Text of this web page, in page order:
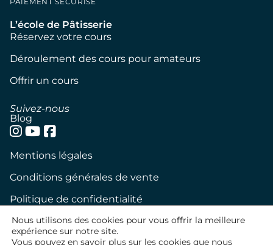
L’école de Pâtisserie
Réservez votre cours
Déroulement des cours pour amateurs
Offrir un cours
Suivez-nous
Blog
Mentions légales
Conditions générales de vente
Politique de confidentialité
Politique de cookies
Nous utilisons des cookies pour vous offrir la meilleure
expérience sur notre site.
Vous pouvez en savoir plus sur les cookies que nous